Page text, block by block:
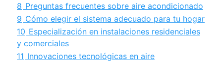
8 Preguntas frecuentes sobre aire acondicionado
9 Cómo elegir el sistema adecuado para tu hogar
10 Especialización en instalaciones residenciales
y comerciales
11 Innovaciones tecnológicas en aire